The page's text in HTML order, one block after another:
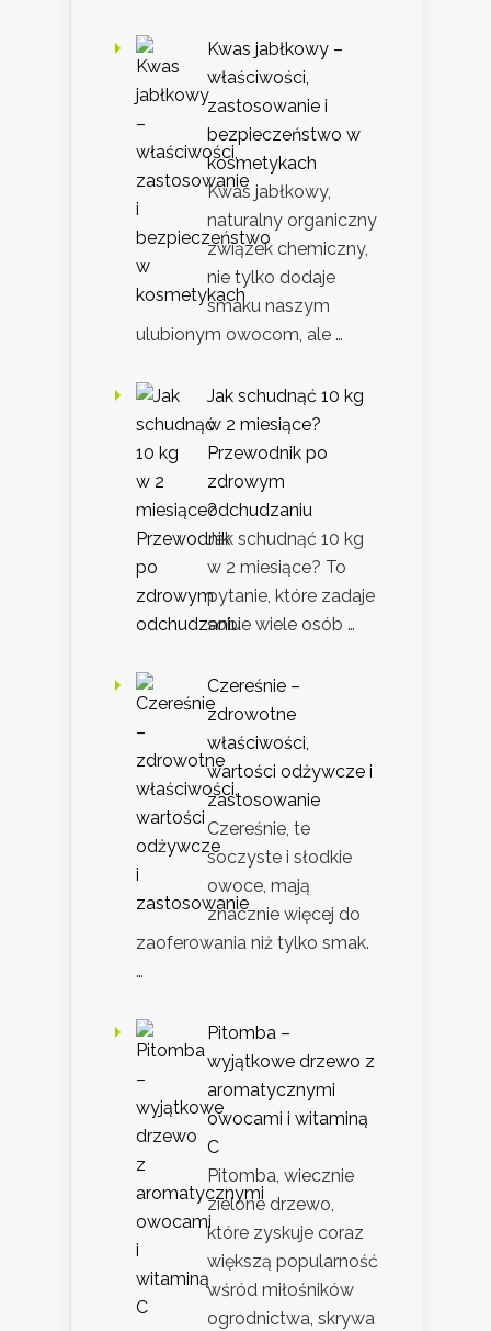
Kwas jabłkowy –
właściwości,
zastosowanie i
bezpieczeństwo w
kosmetykach
Kwas jabłkowy,
naturalny organiczny
związek chemiczny,
nie tylko dodaje
smaku naszym
ulubionym owocom, ale …
Jak schudnąć 10 kg
w 2 miesiące?
Przewodnik po
zdrowym
odchudzaniu
Jak schudnąć 10 kg
w 2 miesiące? To
pytanie, które zadaje
sobie wiele osób …
Czereśnie –
zdrowotne
właściwości,
wartości odżywcze i
zastosowanie
Czereśnie, te
soczyste i słodkie
owoce, mają
znacznie więcej do
zaoferowania niż tylko smak.
…
Pitomba –
wyjątkowe drzewo z
aromatycznymi
owocami i witaminą
C
Pitomba, wiecznie
zielone drzewo,
które zyskuje coraz
większą popularność
wśród miłośników
ogrodnictwa, skrywa